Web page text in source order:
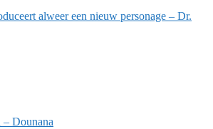
alweer een nieuw personage – Dr.
– Dounana